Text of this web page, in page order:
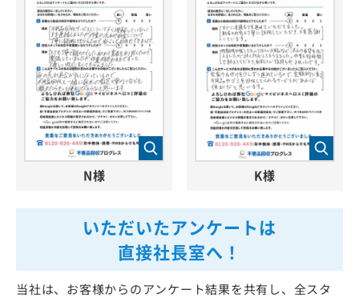
いただいたアンケートは
直接社長室へ！
当社は、お客様からのアンケート結果を共有し、全スタ
N様 K様